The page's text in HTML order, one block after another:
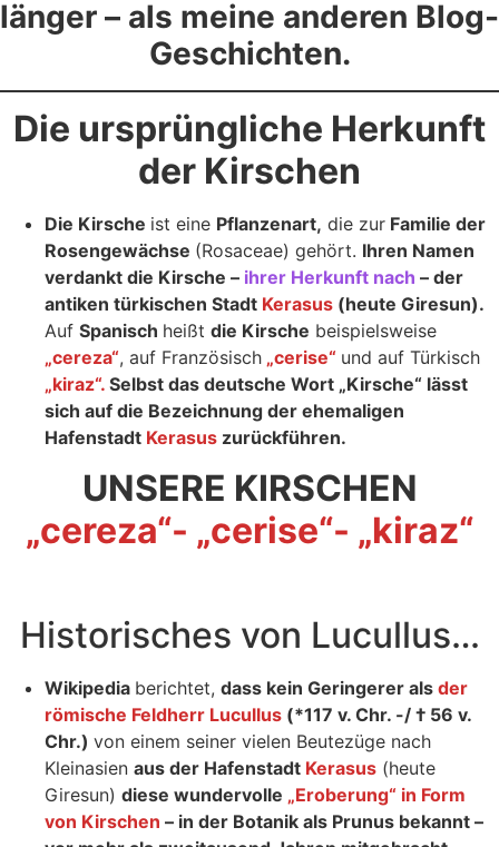
länger – als meine anderen Blog-
Geschichten.
Die ursprüngliche Herkunft
der Kirschen
Die Kirsche ist eine Pflanzenart, die zur Familie der
Rosengewächse (Rosaceae) gehört. Ihren Namen
verdankt die Kirsche – ihrer Herkunft nach – der
antiken türkischen Stadt Kerasus (heute Giresun).
Auf Spanisch heißt die Kirsche beispielsweise
„cereza“, auf Französisch „cerise“ und auf Türkisch
„kiraz“. Selbst das deutsche Wort „Kirsche“ lässt
sich auf die Bezeichnung der ehemaligen
Hafenstadt Kerasus zurückführen.
UNSERE KIRSCHEN
„cereza“- „cerise“- „kiraz“
Historisches von Lucullus…
Wikipedia berichtet, dass kein Geringerer als der
römische Feldherr Lucullus (*117 v. Chr. -/ † 56 v.
Chr.) von einem seiner vielen Beutezüge nach
Kleinasien aus der Hafenstadt Kerasus (heute
Giresun) diese wundervolle „Eroberung“ in Form
von Kirschen – in der Botanik als Prunus bekannt –